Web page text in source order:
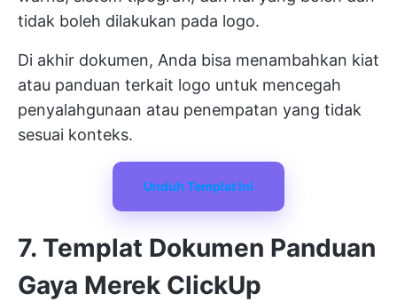
tidak boleh dilakukan pada logo.
Di akhir dokumen, Anda bisa menambahkan kiat
atau panduan terkait logo untuk mencegah
penyalahgunaan atau penempatan yang tidak
sesuai konteks.
Unduh Templat Ini
7. Templat Dokumen Panduan
Gaya Merek ClickUp